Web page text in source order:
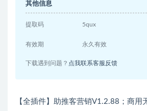
其他信息
提取码 5qux
有效期 永久有效
下载遇到问题？ 点我联系客服反馈
【全插件】助推客营销V1.2.88；商用